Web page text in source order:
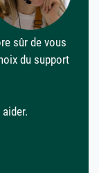
sûr de vous
du support